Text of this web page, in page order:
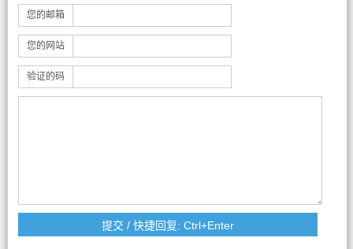
您的邮箱
您的网站
验证的码